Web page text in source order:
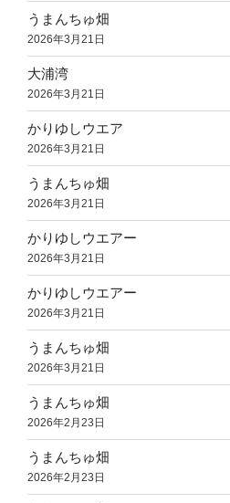
うまんちゅ畑
2026年3月21日
大浦湾
2026年3月21日
かりゆしウエア
2026年3月21日
うまんちゅ畑
2026年3月21日
かりゆしウエアー
2026年3月21日
かりゆしウエアー
2026年3月21日
うまんちゅ畑
2026年3月21日
うまんちゅ畑
2026年2月23日
うまんちゅ畑
2026年2月23日